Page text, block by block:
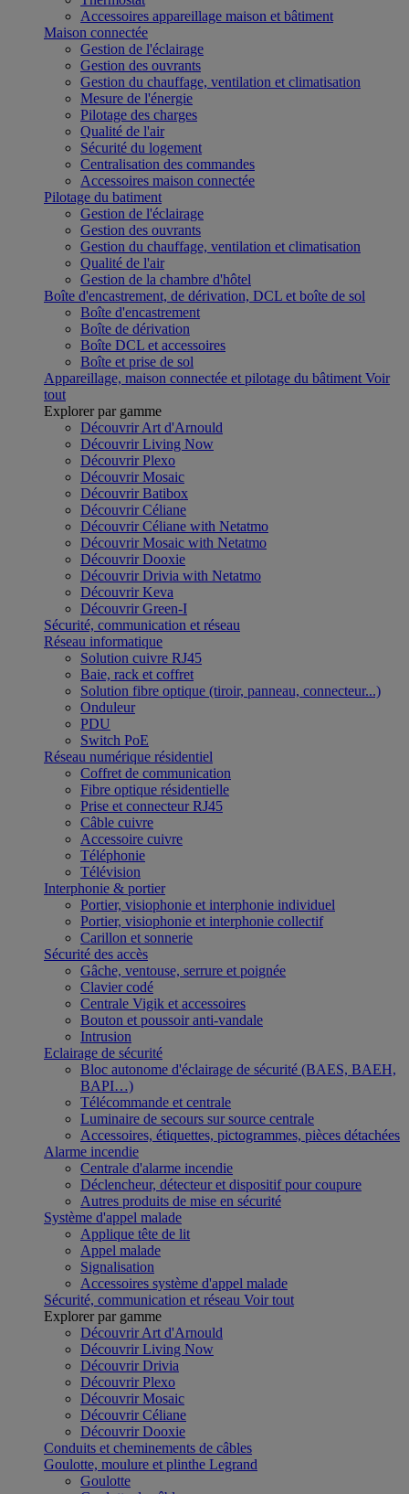
Accessoires appareillage maison et bâtiment
Maison connectée
Gestion de l'éclairage
Gestion des ouvrants
Gestion du chauffage, ventilation et climatisation
Mesure de l'énergie
Pilotage des charges
Qualité de l'air
Sécurité du logement
Centralisation des commandes
Accessoires maison connectée
Pilotage du batiment
Gestion de l'éclairage
Gestion des ouvrants
Gestion du chauffage, ventilation et climatisation
Qualité de l'air
Gestion de la chambre d'hôtel
Boîte d'encastrement, de dérivation, DCL et boîte de sol
Boîte d'encastrement
Boîte de dérivation
Boîte DCL et accessoires
Boîte et prise de sol
Appareillage, maison connectée et pilotage du bâtiment Voir
tout
Explorer par gamme
Découvrir Art d'Arnould
Découvrir Living Now
Découvrir Plexo
Découvrir Mosaic
Découvrir Batibox
Découvrir Céliane
Découvrir Céliane with Netatmo
Découvrir Mosaic with Netatmo
Découvrir Dooxie
Découvrir Drivia with Netatmo
Découvrir Keva
Découvrir Green-I
Sécurité, communication et réseau
Réseau informatique
Solution cuivre RJ45
Baie, rack et coffret
Solution fibre optique (tiroir, panneau, connecteur...)
Onduleur
PDU
Switch PoE
Réseau numérique résidentiel
Coffret de communication
Fibre optique résidentielle
Prise et connecteur RJ45
Câble cuivre
Accessoire cuivre
Téléphonie
Télévision
Interphonie & portier
Portier, visiophonie et interphonie individuel
Portier, visiophonie et interphonie collectif
Carillon et sonnerie
Sécurité des accès
Gâche, ventouse, serrure et poignée
Clavier codé
Centrale Vigik et accessoires
Bouton et poussoir anti-vandale
Intrusion
Eclairage de sécurité
Bloc autonome d'éclairage de sécurité (BAES, BAEH,
BAPI…)
Télécommande et centrale
Luminaire de secours sur source centrale
Accessoires, étiquettes, pictogrammes, pièces détachées
Alarme incendie
Centrale d'alarme incendie
Déclencheur, détecteur et dispositif pour coupure
Autres produits de mise en sécurité
Système d'appel malade
Applique tête de lit
Appel malade
Signalisation
Accessoires système d'appel malade
Sécurité, communication et réseau Voir tout
Explorer par gamme
Découvrir Art d'Arnould
Découvrir Living Now
Découvrir Drivia
Découvrir Plexo
Découvrir Mosaic
Découvrir Céliane
Découvrir Dooxie
Conduits et cheminements de câbles
Goulotte, moulure et plinthe Legrand
Goulotte